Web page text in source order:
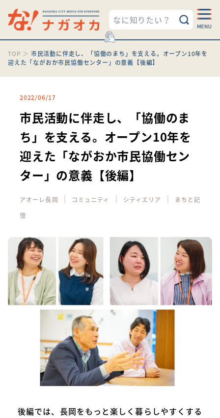
TOP ＞ 市民活動に伴走し、「協働のまち」を支える。オープン10年を
迎えた「ながおか市民協働センター」の意義【後編】
2022/06/17
市民活動に伴走し、「協働のま
ち」を支える。オープン10年を
迎えた「ながおか市民協働セン
ター」の意義【後編】
アオーレ長岡 ｜ コミュニティ ｜ シティエリア ｜
まちと記
憶
後編では、長岡をもっと楽しく暮らしやすくする